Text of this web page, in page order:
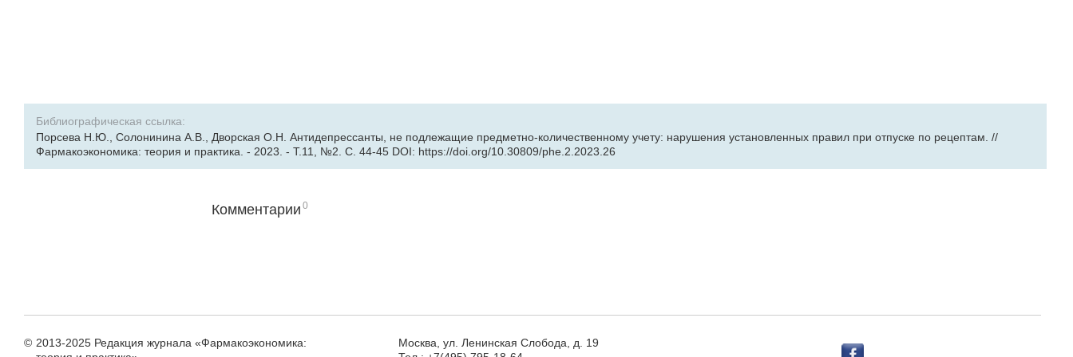
Библиографическая ссылка:
Порсева Н.Ю., Солонинина А.В., Дворская О.Н. Антидепрессанты, не подлежащие предметно-количественному учету: нарушения установленных правил при отпуске по рецептам. //
Фармакоэкономика: теория и практика. - 2023. - Т.11, №2. С. 44-45 DOI: https://doi.org/10.30809/phe.2.2023.26
Комментарии 0
© 2013-2025 Редакция журнала «Фармакоэкономика:
Москва, ул. Ленинская Слобода, д. 19